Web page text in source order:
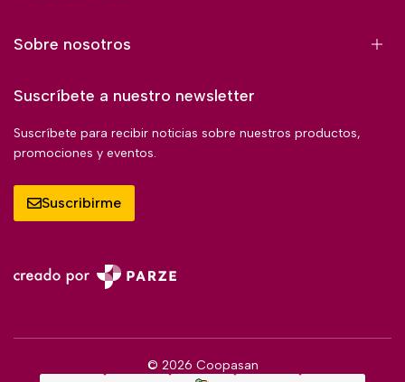
Sobre nosotros
Suscríbete a nuestro newsletter
Suscríbete para recibir noticias sobre nuestros productos,
promociones y eventos.
Suscribirme
© 2026 Coopasan